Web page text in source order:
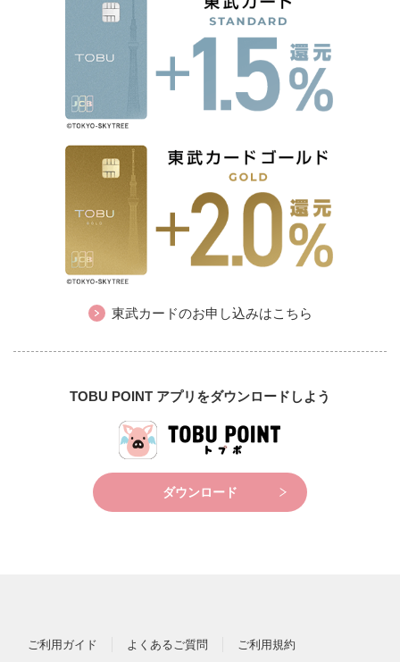
東武カードのお申し込みはこちら
TOBU POINT アプリをダウンロードしよう
ダウンロード
ご利用ガイド よくあるご質問 ご利用規約